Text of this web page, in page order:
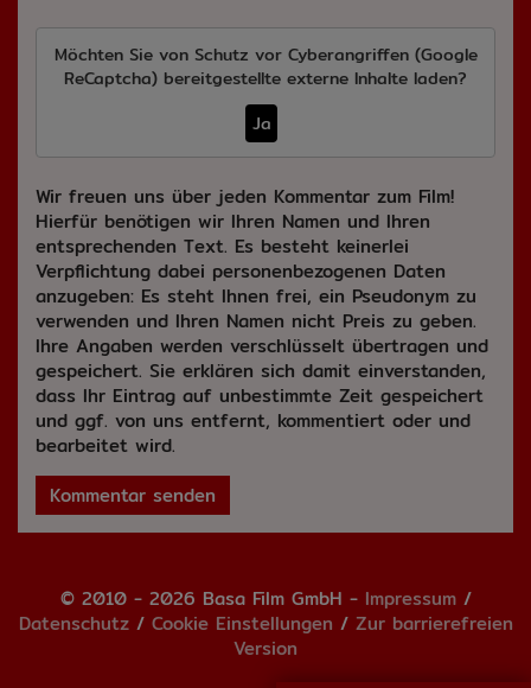
Möchten Sie von Schutz vor Cyberangriffen (Google
ReCaptcha) bereitgestellte externe Inhalte laden?
Ja
Wir freuen uns über jeden Kommentar zum Film!
Hierfür benötigen wir Ihren Namen und Ihren
entsprechenden Text. Es besteht keinerlei
Verpflichtung dabei personenbezogenen Daten
anzugeben: Es steht Ihnen frei, ein Pseudonym zu
verwenden und Ihren Namen nicht Preis zu geben.
Ihre Angaben werden verschlüsselt übertragen und
gespeichert. Sie erklären sich damit einverstanden,
dass Ihr Eintrag auf unbestimmte Zeit gespeichert
und ggf. von uns entfernt, kommentiert oder und
bearbeitet wird.
Kommentar senden
© 2010 - 2026 Basa Film GmbH - Impressum/
Datenschutz/ Cookie Einstellungen / Zur barrierefreien
Version